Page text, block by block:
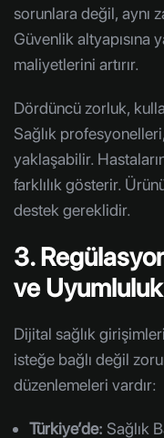
sorunlara değil, aynı
Güvenlik altyapısına
maliyetlerini artırır.
Dördüncü zorluk,
Sağlık
yaklaşabilir.
farklılık gösterir.
destek gereklidir.
3.
ve
Dijital sağlık
isteğe bağlı değil
düzenlemeleri vardır:
Türkiye’de: Sağlık